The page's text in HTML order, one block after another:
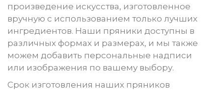
произведение искусства, изготовленное
вручную с использованием только лучших
ингредиентов. Наши пряники доступны в
различных формах и размерах, и мы также
можем добавить персональные надписи
или изображения по вашему выбору.
Срок изготовления наших пряников